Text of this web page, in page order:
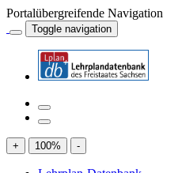
Portalübergreifende Navigation
Toggle navigation
+ 100% -